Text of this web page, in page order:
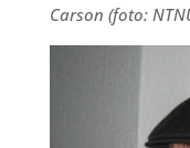
Carson (foto: